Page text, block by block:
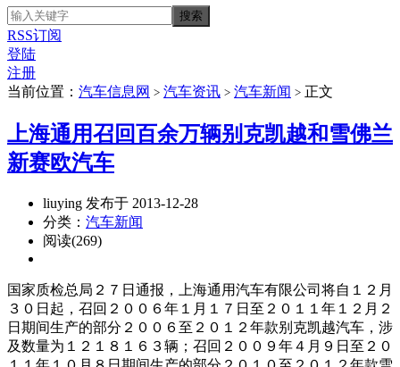
RSS订阅
登陆
注册
当前位置： 汽车信息网 > 汽车资讯 > 汽车新闻 > 正文
上海通用召回百余万辆别克凯越和雪佛兰
新赛欧汽车
liuying 发布于 2013-12-28
分类： 汽车新闻
阅读(269)
国家质检总局２７日通报，上海通用汽车有限公司将自１２月
３０日起，召回２００６年１月１７日至２０１１年１２月２
日期间生产的部分２００６至２０１２年款别克凯越汽车，涉
及数量为１２１８１６３辆；召回２００９年４月９日至２０